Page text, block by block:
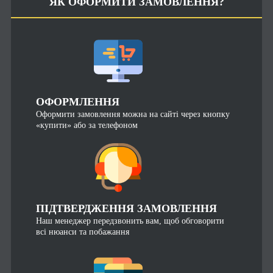
ОФОРМЛЕННЯ
Оформити замовлення можна на сайті через кнопку
«купити» або за телефоном
ПІДТВЕРДЖЕННЯ ЗАМОВЛЕННЯ
Наш менеджер передзвонить вам, щоб обговорити
всі нюанси та побажання